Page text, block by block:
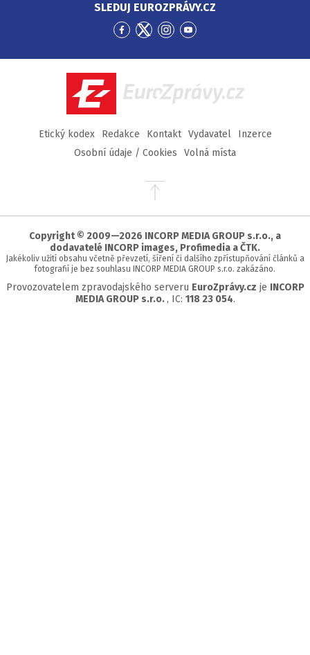
SLEDUJ EUROZPRÁVY.CZ
Přejít
Facebook
Přejít
Twitter
Přejít
Instagram
Přejít
YouTube
EuroZprávy.cz
Etický kodex Redakce Kontakt Vydavatel
Inzerce
Osobní údaje / Cookies
Volná místa
Přejít
stránky
Copyright © 2009—2026 INCORP MEDIA GROUP s.r.o., a
dodavatelé INCORP images, Profimedia a ČTK.
Jakékoliv užití obsahu včetně převzetí, šíření či dalšího zpřístupňování článků a
fotografií je bez souhlasu INCORP MEDIA GROUP s.r.o. zakázáno.
Provozovatelem zpravodajského serveru EuroZprávy.cz je INCORP
MEDIA GROUP s.r.o., IC: 118 23 054.